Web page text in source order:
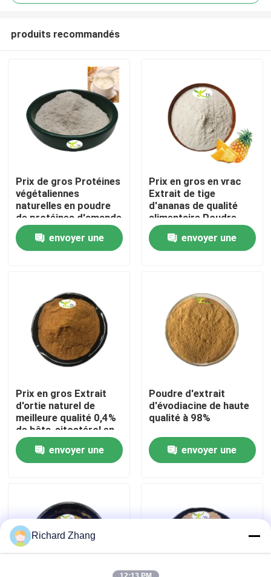
À la maison
À propos de nous
Visite de l'usine
Nous contacter
Demandez un devis
Poudre superbe de nourriture
Matières premières cosmétiques
produits recommandés
Prix ​​de gros Protéines
végétaliennes
naturelles en poudre
de protéines d'amande
40 % 50 % 60 %
envoyer une
Prix en gros en vrac
Extrait de tige
d'ananas de qualité
alimentaire Poudre
d'enzyme de
bromélaïne
1200/2400 GDU
envoyer une
Prix en gros Extrait
d'ortie naturel de
meilleure qualité 0,4%
de bêta-sitostérol en
poudre
envoyer une
Poudre d'extrait
d'évodiacine de haute
qualité à 98%
envoyer une
Richard Zhang